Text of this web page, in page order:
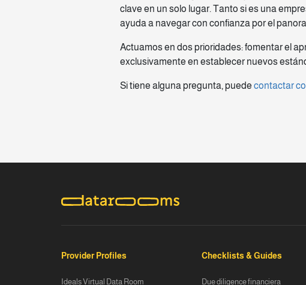
clave en un solo lugar. Tanto si es una
ayuda a navegar con confianza por el
Actuamos en dos prioridades: fomentar el
exclusivamente en establecer nuevos
Si tiene alguna pregunta, puede contactar
Provider Profiles
Ideals Virtual Data Room
Checklists & Guides
Due diligence financiera